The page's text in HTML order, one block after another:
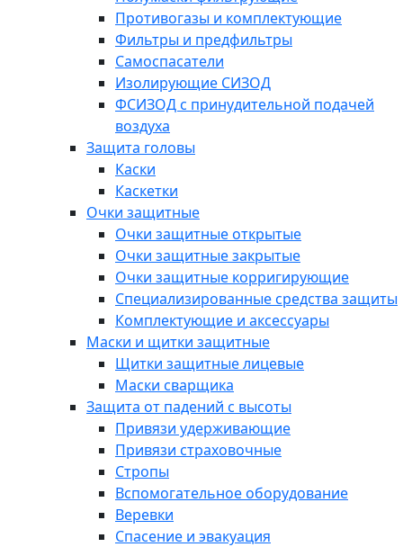
Противогазы и комплектующие
Фильтры и предфильтры
Самоспасатели
Изолирующие СИЗОД
ФСИЗОД с принудительной подачей
воздуха
Защита головы
Каски
Каскетки
Очки защитные
Очки защитные открытые
Очки защитные закрытые
Очки защитные корригирующие
Специализированные средства защиты
Комплектующие и аксессуары
Маски и щитки защитные
Щитки защитные лицевые
Маски сварщика
Защита от падений с высоты
Привязи удерживающие
Привязи страховочные
Стропы
Вспомогательное оборудование
Веревки
Спасение и эвакуация